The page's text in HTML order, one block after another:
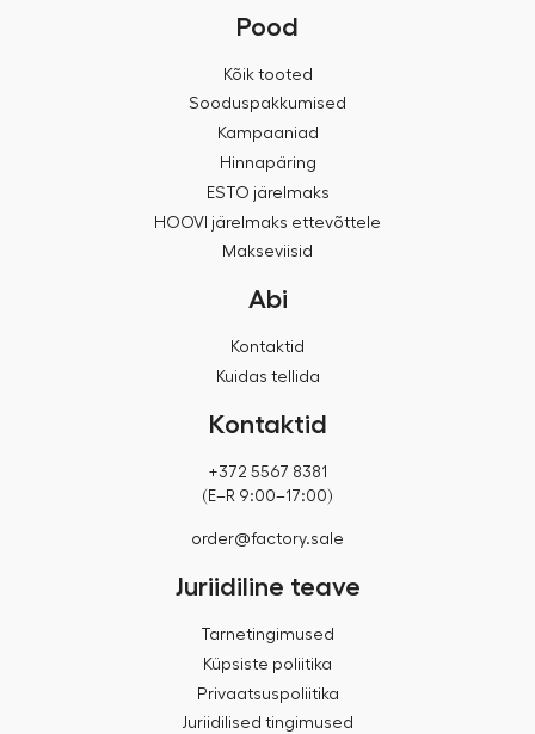
Pood
Kõik tooted
Sooduspakkumised
Kampaaniad
Hinnapäring
ESTO järelmaks
HOOVI järelmaks ettevõttele
Makseviisid
Abi
Kontaktid
Kuidas tellida
Kontaktid
+372 5567 8381
(E–R 9:00–17:00)
order@factory.sale
Juriidiline teave
Tarnetingimused
Küpsiste poliitika
Privaatsuspoliitika
Juriidilised tingimused